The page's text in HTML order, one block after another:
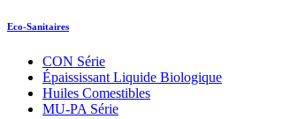
Eco-Sanitaires
CON Série
Épaississant Liquide Biologique
Huiles Comestibles
MU-PA Série